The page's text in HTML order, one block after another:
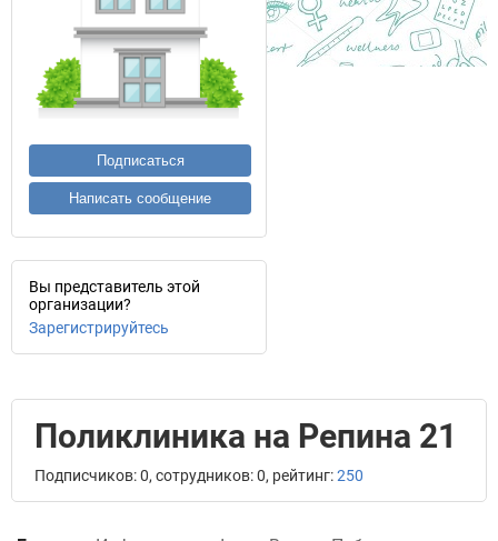
Подписаться
Написать сообщение
Вы представитель этой
организации?
Зарегистрируйтесь
Поликлиника на Репина 21
Подписчиков: 0, сотрудников: 0, рейтинг:250